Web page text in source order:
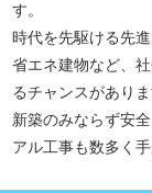
す。
時代を先駆ける先
省エネ建物など、
るチャンスがありま
新築のみならず安
アル工事も数多く手